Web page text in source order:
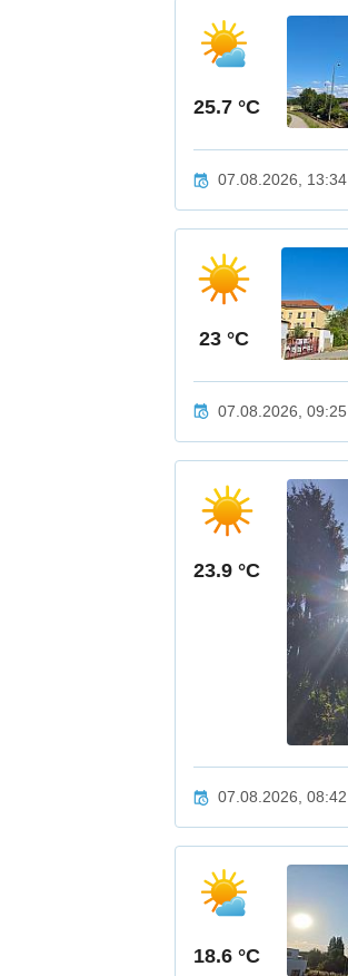
25.7 °C
07.08.2026, 13:34
23 °C
07.08.2026, 09:25
23.9 °C
07.08.2026, 08:42
18.6 °C